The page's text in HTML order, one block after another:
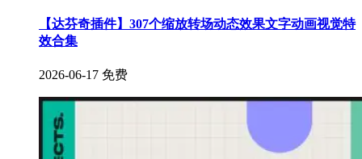
【达芬奇插件】307个缩放转场动态效果文字动画视觉特
效合集
2026-06-17 免费